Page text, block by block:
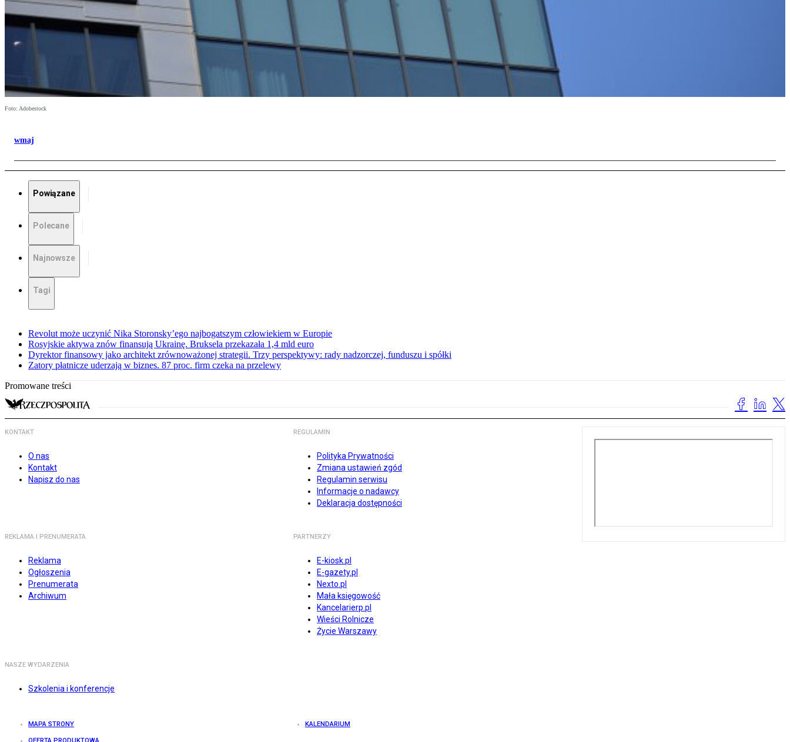
Foto: Adobestock
wmaj
Powiązane
Polecane
Najnowsze
Tagi
Revolut może uczynić Nika Storonsky’ego najbogatszym człowiekiem w Europie
Rosyjskie aktywa znów finansują Ukrainę. Bruksela przekazała 1,4 mld euro
Dyrektor finansowy jako architekt zrównoważonej strategii. Trzy perspektywy: rady nadzorczej, funduszu i spółki
Zatory płatnicze uderzają w biznes. 87 proc. firm czeka na przelewy
Promowane treści
KONTAKT
O nas
Kontakt
Napisz do nas
REGULAMIN
Polityka Prywatności
Zmiana ustawień zgód
Regulamin serwisu
Informacje o nadawcy
Deklaracja dostępności
REKLAMA I PRENUMERATA
Reklama
Ogłoszenia
Prenumerata
Archiwum
PARTNERZY
E-kiosk.pl
E-gazety.pl
Nexto.pl
Mała księgowość
Kancelarierp.pl
Wieści Rolnicze
Życie Warszawy
NASZE WYDARZENIA
Szkolenia i konferencje
MAPA STRONY KALENDARIUM